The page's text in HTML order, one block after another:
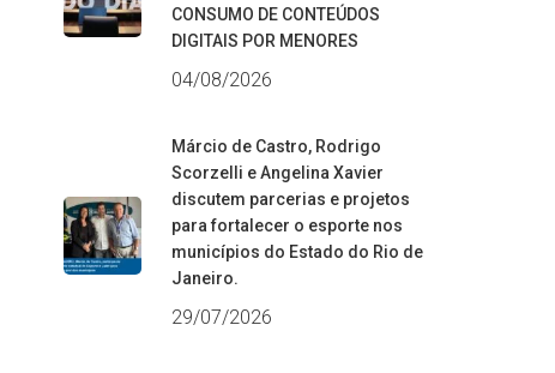
CONSUMO DE CONTEÚDOS
DIGITAIS POR MENORES
04/08/2026
Márcio de Castro, Rodrigo
Scorzelli e Angelina Xavier
discutem parcerias e projetos
para fortalecer o esporte nos
municípios do Estado do Rio de
Janeiro.
29/07/2026